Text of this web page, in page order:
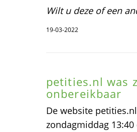
Wilt u deze of een
19-03-2022
petities.nl was
onbereikbaar
De website
zondagmiddag